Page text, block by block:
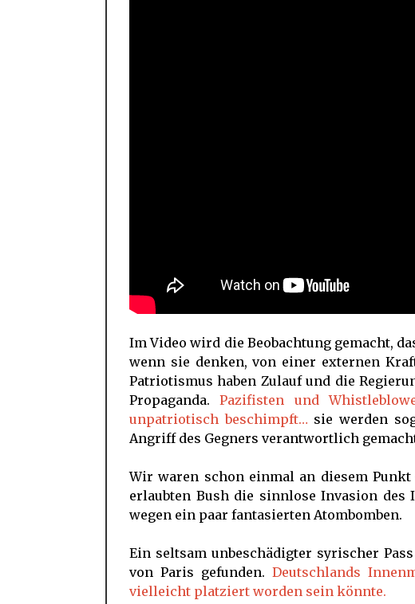
Im Video wird die Beobachtung gemacht,
wenn sie denken, von einer externen
Patriotismus haben Zulauf und die
Propaganda.Pazifisten und
unpatriotisch beschimpft… sie werden
Angriff des Gegners verantwortlich
Wir waren schon einmal an diesem Punkt
erlaubten Bush die sinnlose Invasion
wegen ein paar fantasierten Atombomben.
Ein seltsam unbeschädigter syrischer
von Paris gefunden. Deutschlands
vielleicht platziert worden sein könnte.